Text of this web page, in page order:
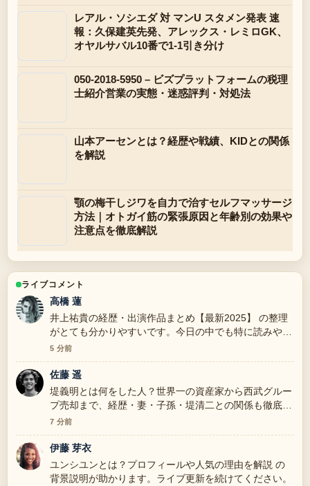
レアル・ソシエダ 対 マンU スタメン発表 速
報：久保建英先発、アレックス・レミロGK、
オヤルサバル10番で1-1引き分け
050-2018-5950 – ビズプラットフォームの税理
士紹介営業の実態・迷惑評判・対処法
山本アーセンとは？経歴や戦績、KIDとの関係
を解説
顎の梅干しジワを自力で治すセルフマッサージ
方法｜オトガイ筋の緊張原因と年齢別の効果や
注意点を徹底解説
ライブコメント
高橋 蓮
井上祐貴の経歴・出演作品まとめ【最新2025】 の整理
がとても分かりやすいです。今日の中でも特に読みやす
いです。
5 分前
佐藤 遥
堤義明とは何をした人？世界一の資産家から西武グルー
プ売却まで、経歴・妻・子孫・堤清二との関係も徹底解
説 を追っていますが、この解説は落ち着いていて信頼
できます。
7 分前
伊藤 芽衣
ユンシユンとは？プロフィールや人気の理由を解説 の
背景説明が助かります。ライブ更新を続けてください。